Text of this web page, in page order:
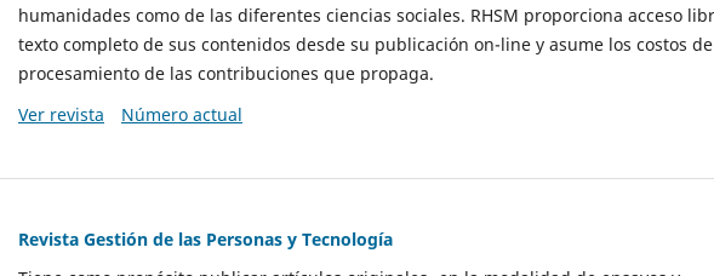
humanidades como de las diferentes ciencias sociales. RHSM proporciona acceso
texto completo de sus contenidos desde su publicación on-line y asume los costos de
procesamiento de las contribuciones que propaga.
Ver revista
Número actual
Revista Gestión de las Personas y Tecnología